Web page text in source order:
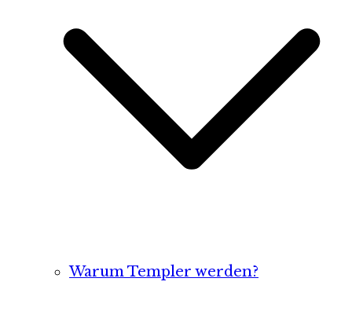
Warum Templer werden?